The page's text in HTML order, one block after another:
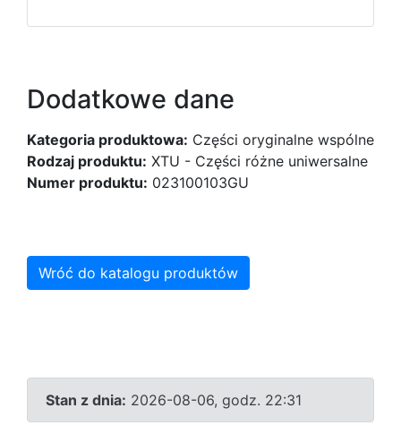
Dodatkowe dane
Kategoria produktowa: Części oryginalne wspólne
Rodzaj produktu: XTU - Części różne uniwersalne
Numer produktu: 023100103GU
Wróć do katalogu produktów
Stan z dnia: 2026-08-06, godz. 22:31